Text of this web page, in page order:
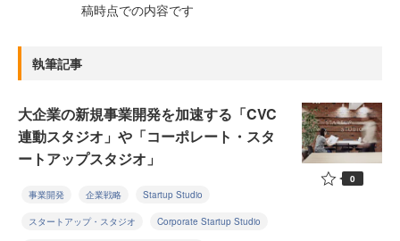
稿時点での内容です
執筆記事
大企業の新規事業開発を加速する「CVC
連動スタジオ」や「コーポレート・スタ
ートアップスタジオ」
事業開発 企業戦略 Startup Studio
スタートアップ・スタジオ Corporate Startup Studio
0